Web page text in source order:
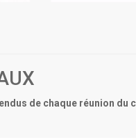
de chaque réunion du